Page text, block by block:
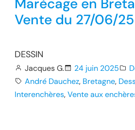
Vente du 27/06/25
DESSIN
Jacques G. 24 juin 2025
André Dauchez, Bretagne,
Interenchères, Vente aux